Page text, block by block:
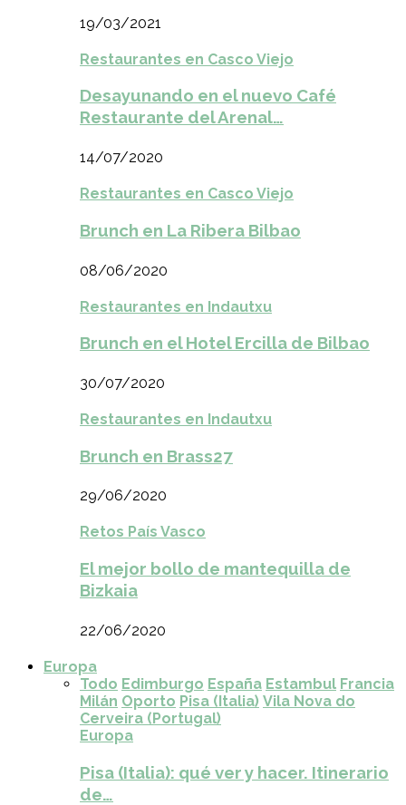
19/03/2021
Restaurantes en Casco Viejo
Desayunando en el nuevo Café
Restaurante del Arenal…
14/07/2020
Restaurantes en Casco Viejo
Brunch en La Ribera Bilbao
08/06/2020
Restaurantes en Indautxu
Brunch en el Hotel Ercilla de Bilbao
30/07/2020
Restaurantes en Indautxu
Brunch en Brass27
29/06/2020
Retos País Vasco
El mejor bollo de mantequilla de
Bizkaia
22/06/2020
Europa
Todo Edimburgo España Estambul Francia
Milán Oporto Pisa (Italia) Vila Nova do
Cerveira (Portugal)
Europa
Pisa (Italia): qué ver y hacer. Itinerario
de…